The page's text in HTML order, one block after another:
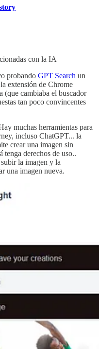
con la IA
probando GPT Search un
extensión de Chrome
(que cambiaba el buscador
tan poco convincentes
muchas herramientas para
incluso ChatGPT... la
crear una imagen sin
tenga derechos de uso..
la imagen y la
una imagen nueva.